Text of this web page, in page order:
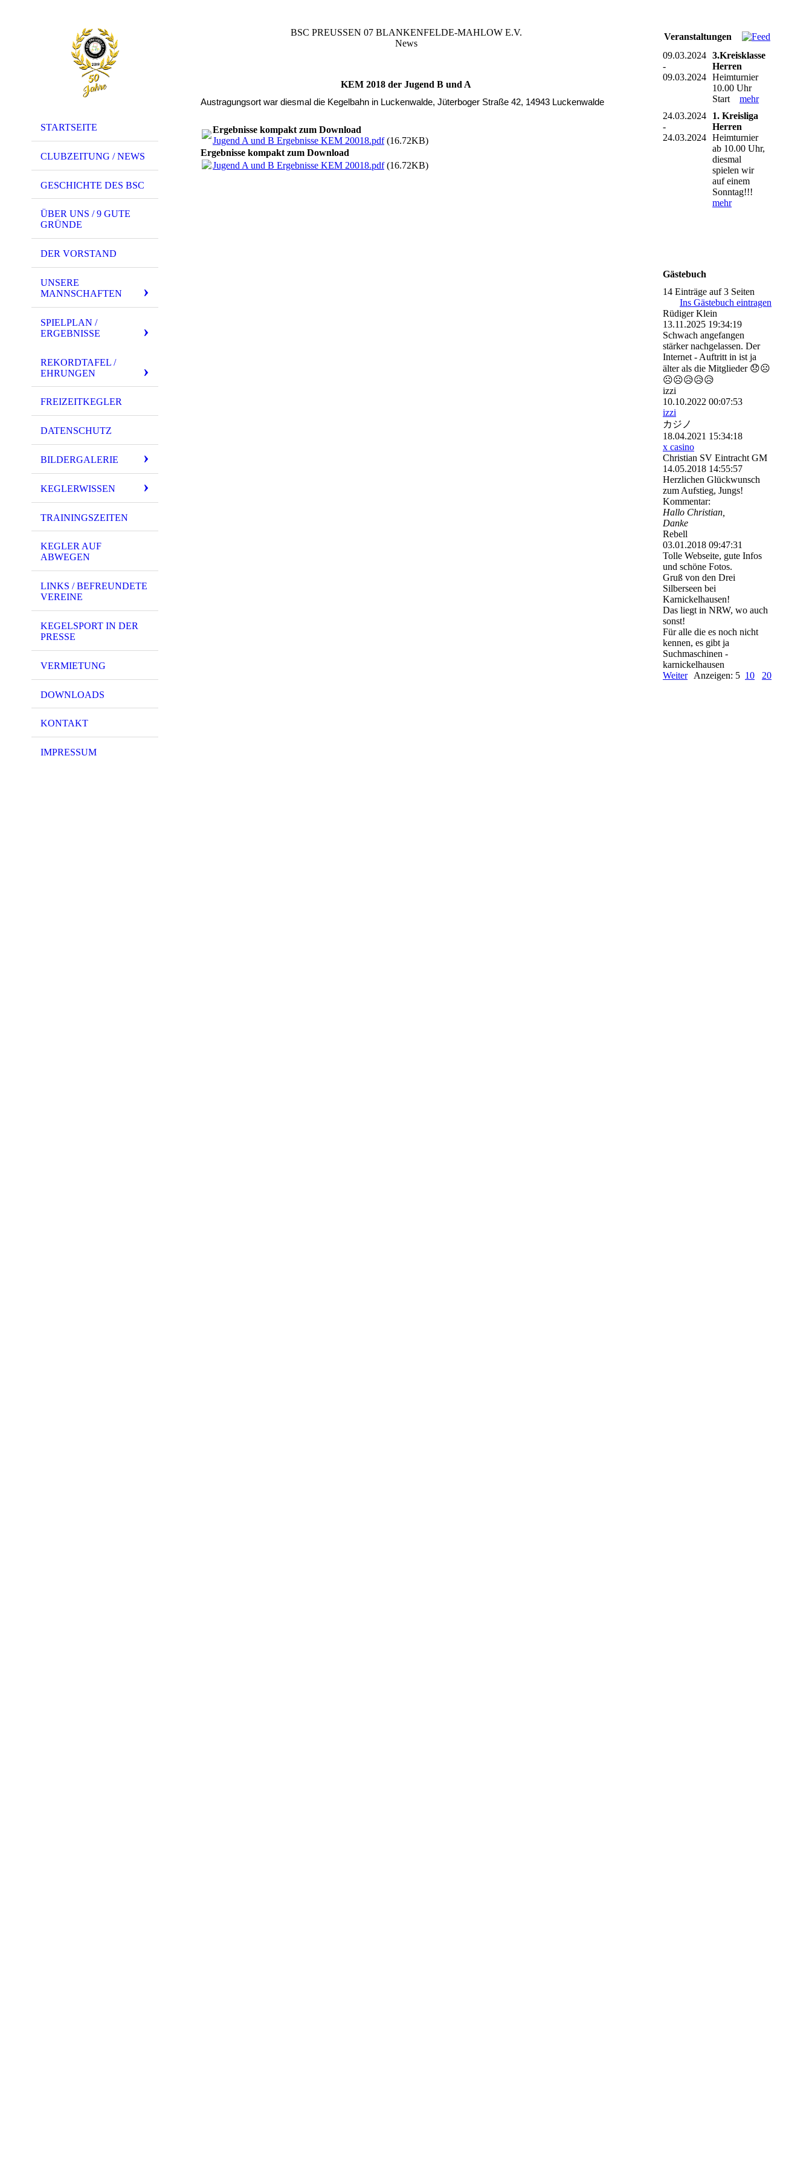
STARTSEITE
CLUBZEITUNG / NEWS
GESCHICHTE DES BSC
ÜBER UNS / 9 GUTE
GRÜNDE
DER VORSTAND
UNSERE
MANNSCHAFTEN
SPIELPLAN /
ERGEBNISSE
REKORDTAFEL /
EHRUNGEN
FREIZEITKEGLER
DATENSCHUTZ
BILDERGALERIE
KEGLERWISSEN
TRAININGSZEITEN
KEGLER AUF
ABWEGEN
LINKS / BEFREUNDETE
VEREINE
KEGELSPORT IN DER
PRESSE
VERMIETUNG
DOWNLOADS
KONTAKT
IMPRESSUM
BSC PREUSSEN 07 BLANKENFELDE-MAHLOW E.V.
News
KEM 2018 der Jugend B und A
Austragungsort war diesmal die Kegelbahn in Luckenwalde, Jüterboger Straße 42, 14943 Luckenwalde
Ergebnisse kompakt zum Download
Jugend A und B Ergebnisse KEM 20018.pdf(16.72KB)
Ergebnisse kompakt zum Download
Jugend A und B Ergebnisse KEM 20018.pdf(16.72KB)
Veranstaltungen
09.03.2024
-
09.03.2024
3.Kreisklasse
Herren
Heimturnier
10.00 Uhr
Start mehr
24.03.2024
-
24.03.2024
1. Kreisliga
Herren
Heimturnier
ab 10.00 Uhr,
diesmal
spielen wir
auf einem
Sonntag!!!
mehr
Gästebuch
14 Einträge auf 3 Seiten
Ins Gästebuch eintragen
Rüdiger Klein
13.11.2025 19:34:19
Schwach angefangen
stärker nachgelassen. Der
Internet - Auftritt in ist ja
älter als die Mitglieder 😞☹️
☹️☹️😥😥😥
izzi
10.10.2022 00:07:53
izzi
カジノ
18.04.2021 15:34:18
x casino
Christian SV Eintracht GM
14.05.2018 14:55:57
Herzlichen Glückwunsch
zum Aufstieg, Jungs!
Kommentar:
Hallo Christian,
Danke
Rebell
03.01.2018 09:47:31
Tolle Webseite, gute Infos
und schöne Fotos.
Gruß von den Drei
Silberseen bei
Karnickelhausen!
Das liegt in NRW, wo auch
sonst!
Für alle die es noch nicht
kennen, es gibt ja
Suchmaschinen -
karnickelhausen
Weiter
Anzeigen: 5 10 20